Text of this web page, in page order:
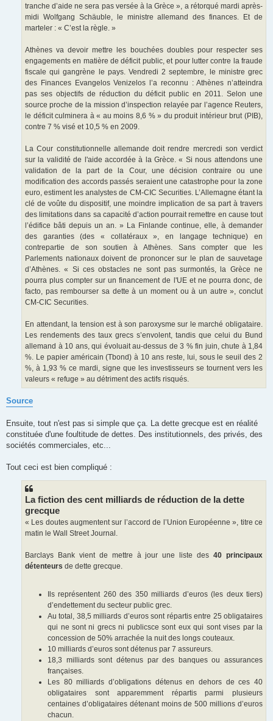
tranche d’aide ne sera pas versée à la Grèce », a rétorqué mardi après-
midi Wolfgang Schäuble, le ministre allemand des finances. Et de
marteler : « C’est la règle. »
Athènes va devoir mettre les bouchées doubles pour respecter ses
engagements en matière de déficit public, et pour lutter contre la fraude
fiscale qui gangrène le pays. Vendredi 2 septembre, le ministre grec
des Finances Evangelos Venizelos l’a reconnu : Athènes n’atteindra
pas ses objectifs de réduction du déficit public en 2011. Selon une
source proche de la mission d’inspection relayée par l’agence Reuters,
le déficit culminera à « au moins 8,6 % » du produit intérieur brut (PIB),
contre 7 % visé et 10,5 % en 2009.
La Cour constitutionnelle allemande doit rendre mercredi son verdict
sur la validité de l'aide accordée à la Grèce. « Si nous attendons une
validation de la part de la Cour, une décision contraire ou une
modification des accords passés seraient une catastrophe pour la zone
euro, estiment les analystes de CM-CIC Securities. L’Allemagne étant la
clé de voûte du dispositif, une moindre implication de sa part à travers
des limitations dans sa capacité d’action pourrait remettre en cause tout
l’édifice bâti depuis un an. » La Finlande continue, elle, à demander
des garanties (des « collatéraux », en langage technique) en
contrepartie de son soutien à Athènes. Sans compter que les
Parlements nationaux doivent de prononcer sur le plan de sauvetage
d’Athènes. « Si ces obstacles ne sont pas surmontés, la Grèce ne
pourra plus compter sur un financement de l'UE et ne pourra donc, de
facto, pas rembourser sa dette à un moment ou à un autre », conclut
CM-CIC Securities.
En attendant, la tension est à son paroxysme sur le marché obligataire.
Les rendements des taux grecs s’envolent, tandis que celui du Bund
allemand à 10 ans, qui évoluait au-dessus de 3 % fin juin, chute à 1,84
%. Le papier américain (Tbond) à 10 ans reste, lui, sous le seuil des 2
%, à 1,93 % ce mardi, signe que les investisseurs se tournent vers les
valeurs « refuge » au détriment des actifs risqués.
Source
Ensuite, tout n'est pas si simple que ça. La dette grecque est en réalité
constituée d'une foultitude de dettes. Des institutionnels, des privés, des
sociétés commerciales, etc...
Tout ceci est bien compliqué :
La fiction des cent milliards de réduction de la dette
grecque
« Les doutes augmentent sur l’accord de l’Union Européenne », titre ce
matin le Wall Street Journal.
Barclays Bank vient de mettre à jour une liste des40 principaux
détenteurs de dette grecque.
Ils représentent 260 des 350 milliards d’euros (les deux tiers)
d’endettement du secteur public grec.
Au total, 38,5 milliards d’euros sont répartis entre 25 obligataires
qui ne sont ni grecs ni publicsce sont eux qui sont vises par la
concession de 50% arrachée la nuit des longs couteaux.
10 milliards d’euros sont détenus par 7 assureurs.
18,3 milliards sont détenus par des banques ou assurances
françaises.
Les 80 milliards d’obligations détenus en dehors de ces 40
obligataires sont apparemment répartis parmi plusieurs
centaines d’obligataires détenant moins de 500 millions d’euros
chacun.